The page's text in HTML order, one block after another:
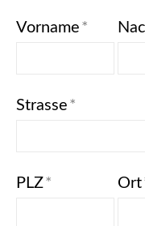
Vorname *
Strasse *
PLZ* Ort